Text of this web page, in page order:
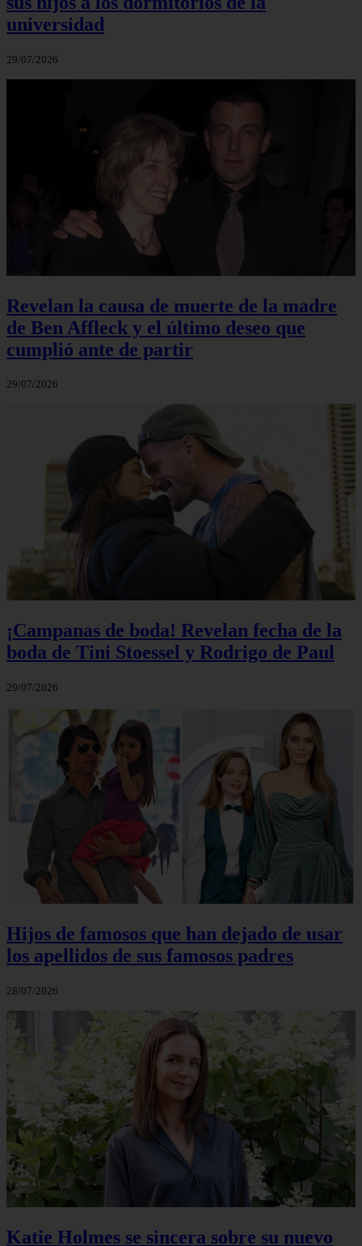
universidad
29/07/2026
Revelan la causa de muerte de la madre
de Ben Affleck y el último deseo que
cumplió ante de partir
29/07/2026
¡Campanas de boda! Revelan fecha de la
boda de Tini Stoessel y Rodrigo de Paul
29/07/2026
Hijos de famosos que han dejado de usar
los apellidos de sus famosos padres
28/07/2026
Katie Holmes se sincera sobre su nuevo